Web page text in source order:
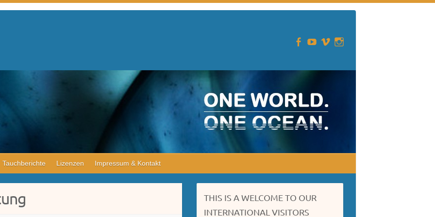
Tauchberichte Lizenzen Impressum & Kontakt
THIS IS A WELCOME TO OUR
INTERNATIONAL VISITORS